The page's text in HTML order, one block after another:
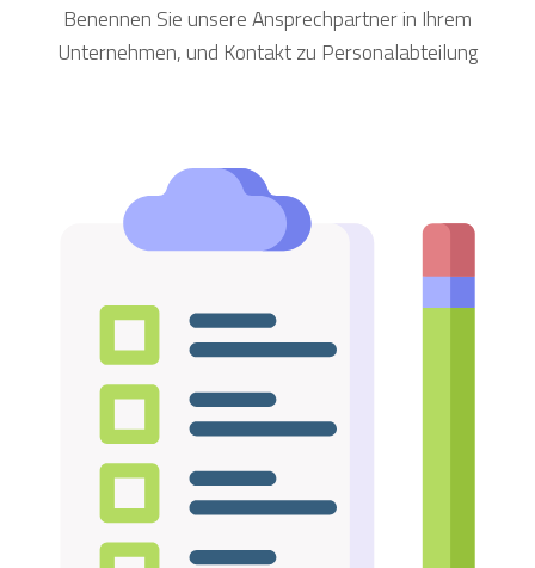
Benennen Sie unsere Ansprechpartner in Ihrem
Unternehmen, und Kontakt zu Personalabteilung